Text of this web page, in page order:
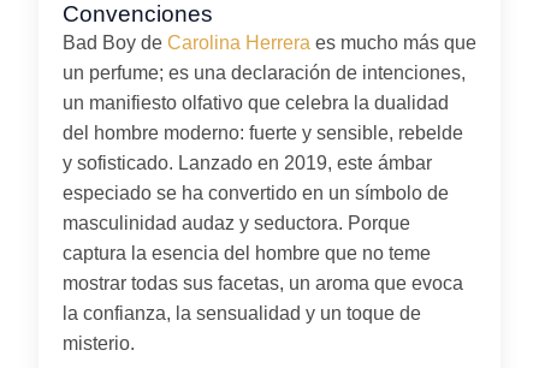
Convenciones
Bad Boy de Carolina Herrera es mucho más que
un perfume; es una declaración de intenciones,
un manifiesto olfativo que celebra la dualidad
del hombre moderno: fuerte y sensible, rebelde
y sofisticado. Lanzado en 2019, este ámbar
especiado se ha convertido en un símbolo de
masculinidad audaz y seductora. Porque
captura la esencia del hombre que no teme
mostrar todas sus facetas, un aroma que evoca
la confianza, la sensualidad y un toque de
misterio.